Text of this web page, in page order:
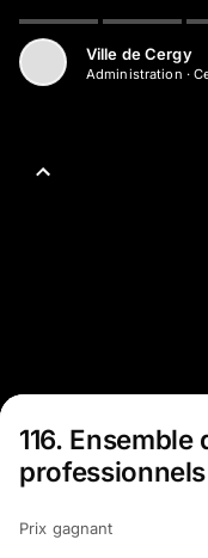
Ville de Cergy
Administration ·
116. Ensemble
Prix gagnant